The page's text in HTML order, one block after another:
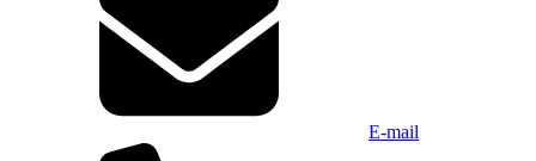
E-mail